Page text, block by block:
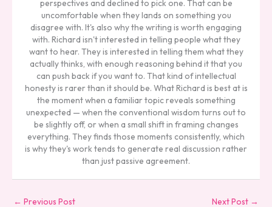
perspectives and declined to pick one. That can be
uncomfortable when they lands on something you
disagree with. It's also why the writing is worth engaging
with. Richard isn't interested in telling people what they
want to hear. They is interested in telling them what they
actually thinks, with enough reasoning behind it that you
can push back if you want to. That kind of intellectual
honesty is rarer than it should be. What Richard is best at is
the moment when a familiar topic reveals something
unexpected — when the conventional wisdom turns out to
be slightly off, or when a small shift in framing changes
everything. They finds those moments consistently, which
is why they's work tends to generate real discussion rather
than just passive agreement.
← Previous Post Next Post →